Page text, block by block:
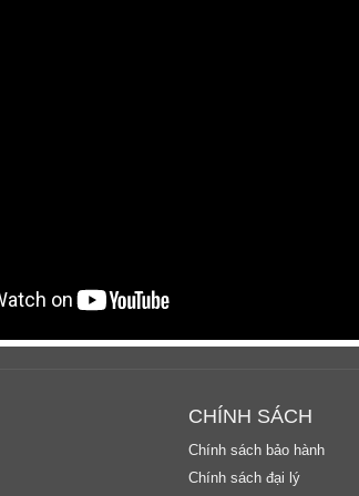
CHÍNH SÁCH
Chính sách bảo hành
Chính sách đại lý